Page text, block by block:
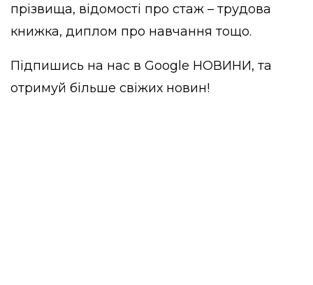
прізвища, відомості про стаж – трудова
книжка, диплом про навчання тощо.
Підпишись на нас в Google НОВИНИ, та
отримуй більше свіжих новин!